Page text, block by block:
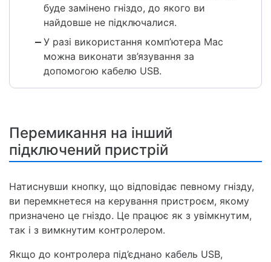
буде замінено гніздо, до якого ви
найдовше не підключалися.
У разі використання комп’ютера Mac
можна виконати зв’язування за
допомогою кабелю USB.
Перемикання на інший
підключений пристрій
Натиснувши кнопку, що відповідає певному гнізду,
ви перемкнетеся на керування пристроєм, якому
призначено це гніздо. Це працює як з увімкнутим,
так і з вимкнутим контролером.
Якщо до контролера під’єднано кабель USB,